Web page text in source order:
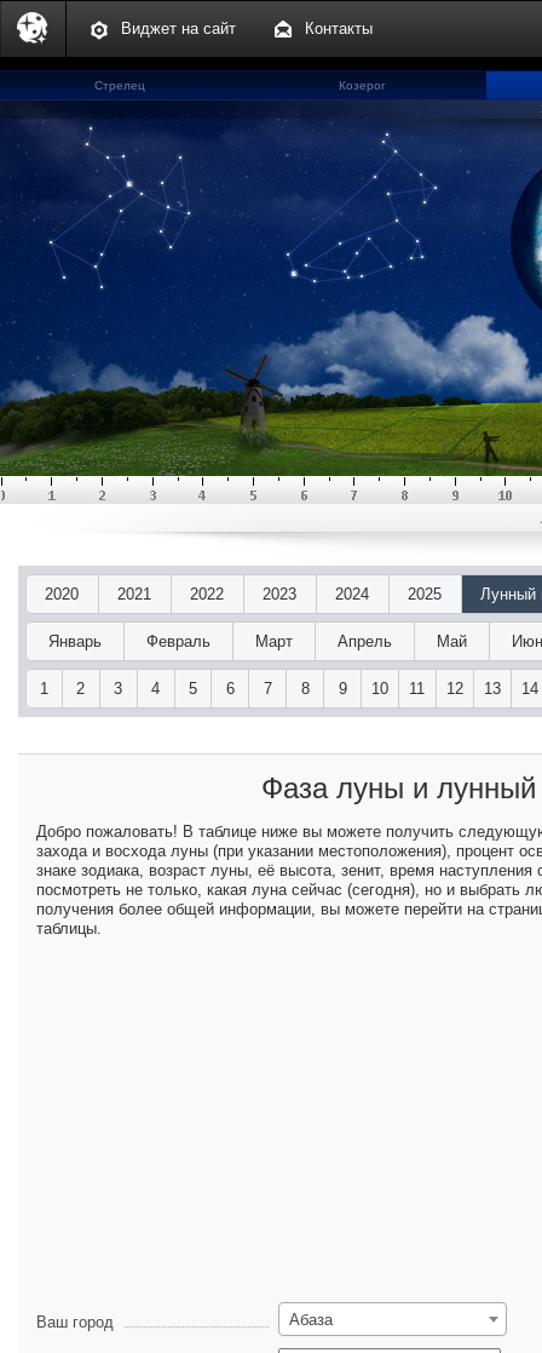
Виджет на сайт Контакты
Стрелец
Козерог
2020 2021 2022 2023 2024 2025 Лунный
Январь Февраль Март Апрель Май
1 2 3 4 5 6 7 8 9 10 11 12 13 14
Фаза луны и
Добро пожаловать! В таблице ниже вы можете получить
захода и восхода луны (при указании местоположения), процент
знаке зодиака, возраст луны, её высота, зенит, время
посмотреть не только, какая луна сейчас (сегодня), но и
получения более общей информации, вы можете перейти на
таблицы.
Ваш город Абаза